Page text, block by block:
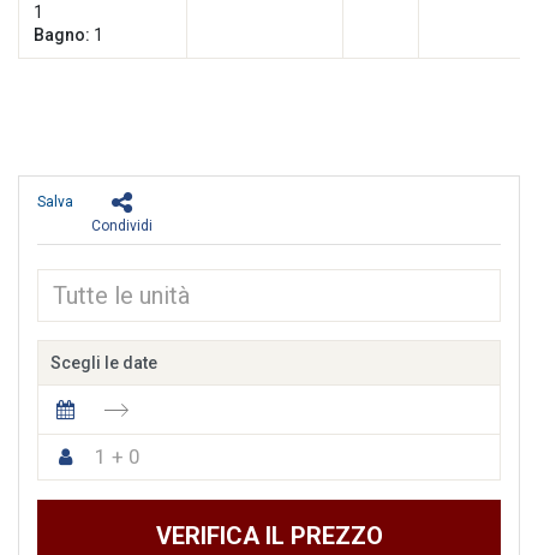
1
Bagno: 1
Condividi
Salva
Scegli le date
1 + 0
VERIFICA IL PREZZO